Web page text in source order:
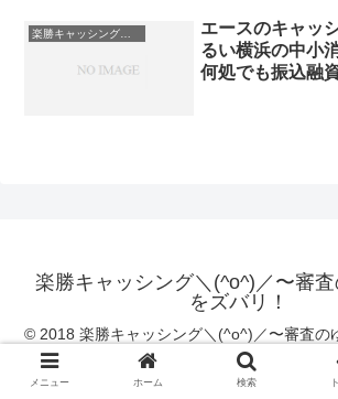
エースのキャッ
るい横浜の中小
何処でも振込融
楽勝キャッシング＼(^o^)／〜審
をズバリ！
© 2018 楽勝キャッシング＼(^o^)／〜審査の
リ！.
メニュー ホーム 検索